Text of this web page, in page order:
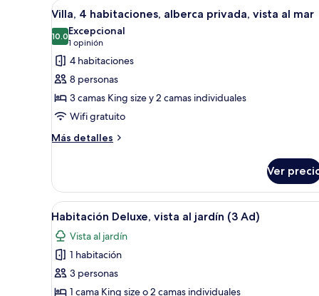
habitaciones,
vista
al
mar
Abrir
todas
las
fotos
de
Villa,
4
habitaciones,
alberca
al
mar
Habitación de hotel con una
18
Villa, 4 habitaciones, alberca privada, vista al mar
10.010.0 de 10
Excepcional
1 opinión
(1
opinión)
4 habitaciones
8 personas
3 camas King size y 2 camas individuales
Wifi gratuito
Más detalles
Más
4
habitaciones,
alberca
privada,
vista
al
mar
Ver
Abrir
todas
las
fotos
de
Habitación
Habitación de hotel con una
5
Habitación Deluxe, vista al jardín (3 Ad)
Vista al jardín
1 habitación
3 personas
1 cama King size o 2 camas individuales